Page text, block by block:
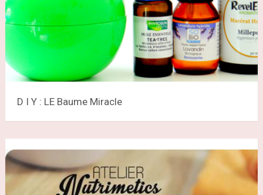
D I Y : LE Baume Miracle